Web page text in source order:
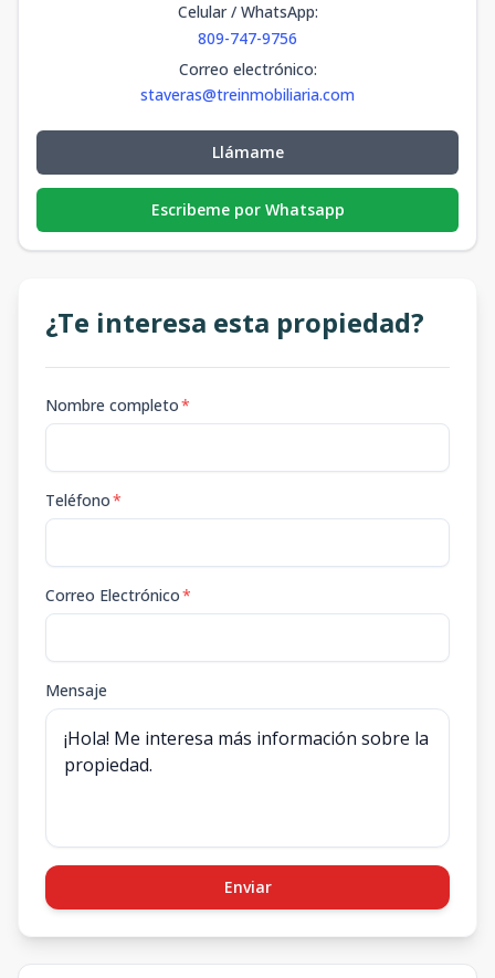
Celular / WhatsApp:
809-747-9756
Correo electrónico:
staveras@treinmobiliaria.com
Llámame
Escribeme por Whatsapp
¿Te interesa esta propiedad?
Nombre completo*
Teléfono*
Correo Electrónico*
Mensaje
Enviar